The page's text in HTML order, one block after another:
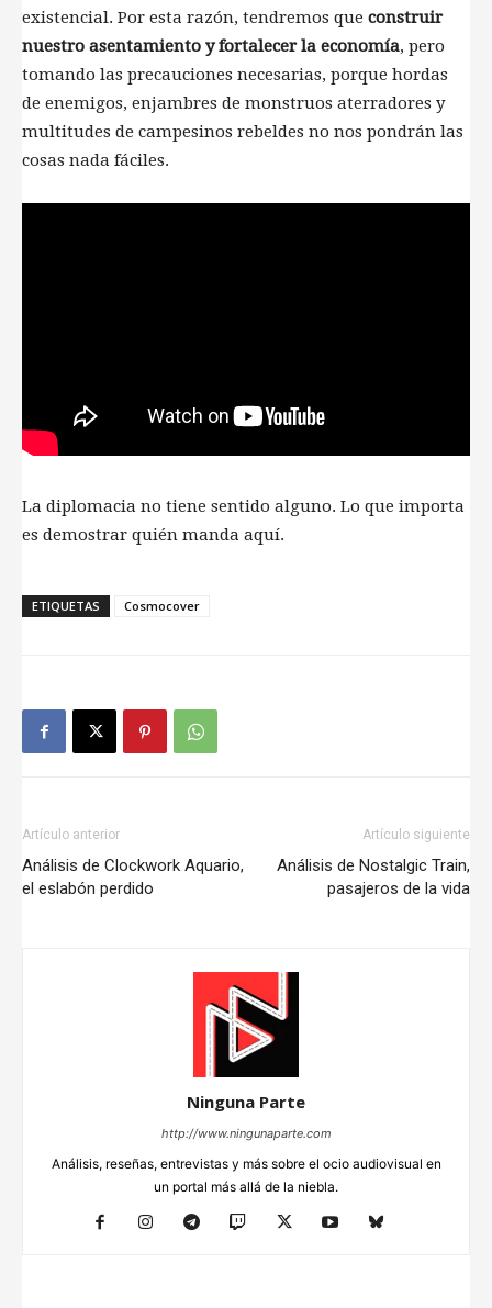
existencial. Por esta razón, tendremos que construir
nuestro asentamiento y fortalecer la economía, pero
tomando las precauciones necesarias, porque hordas
de enemigos, enjambres de monstruos aterradores y
multitudes de campesinos rebeldes no nos pondrán las
cosas nada fáciles.
La diplomacia no tiene sentido alguno. Lo que importa
es demostrar quién manda aquí.
ETIQUETAS Cosmocover
Artículo anterior
Análisis de Clockwork Aquario,
el eslabón perdido
Artículo siguiente
Análisis de Nostalgic Train,
pasajeros de la vida
Ninguna Parte
http://www.ningunaparte.com
Análisis, reseñas, entrevistas y más sobre el ocio audiovisual en
un portal más allá de la niebla.